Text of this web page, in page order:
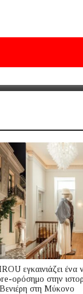
εγκαινιάζει ένα
ορόσημο στην
στη Μύκονο